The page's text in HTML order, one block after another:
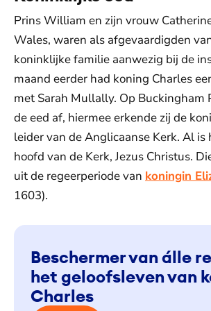
Prins William en zijn vrouw
Wales, waren als afgevaardigden
koninklijke familie aanwezig bij de
maand eerder had koning Charles
met Sarah Mullally. Op Buckingham
de eed af, hiermee erkende zij de
leider van de Anglicaanse Kerk. Al
hoofd van de Kerk, Jezus Christus.
uit de regeerperiode van koningin
1603).
Beschermer van álle
het geloofsleven van
Charles